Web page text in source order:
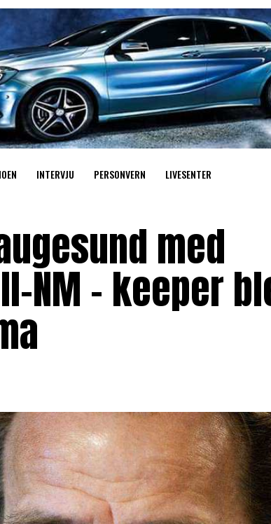
INTERVJU PERSONVERN LIVESENTER
med
– keeper